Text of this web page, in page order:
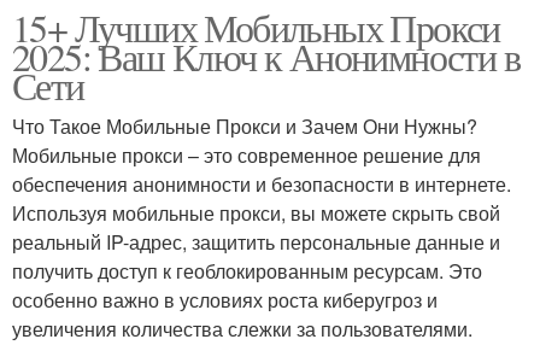
15+ Лучших Мобильных Прокси
2025: Ваш Ключ к Анонимности в
Сети
Что Такое Мобильные Прокси и Зачем Они Нужны?
Мобильные прокси – это современное решение для
обеспечения анонимности и безопасности в интернете.
Используя мобильные прокси, вы можете скрыть свой
реальный IP-адрес, защитить персональные данные и
получить доступ к геоблокированным ресурсам. Это
особенно важно в условиях роста киберугроз и
увеличения количества слежки за пользователями.